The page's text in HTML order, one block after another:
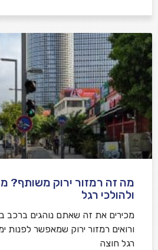
מה זה רמזור ירוק משותף?
ולהולכי רגל
מכירים את זה שאתם נוהגים ברכב
ורואים רמזור ירוק שמאפשר לפנות
רגל חוצה